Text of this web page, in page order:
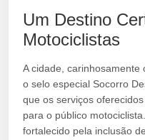
Um Destino
Motociclistas
A cidade, carinhosamente
o selo especial Socorro
que os serviços
para o público
fortalecido pela inclusão